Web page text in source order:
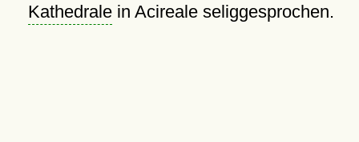
Kathedralein Acireale seliggesprochen.